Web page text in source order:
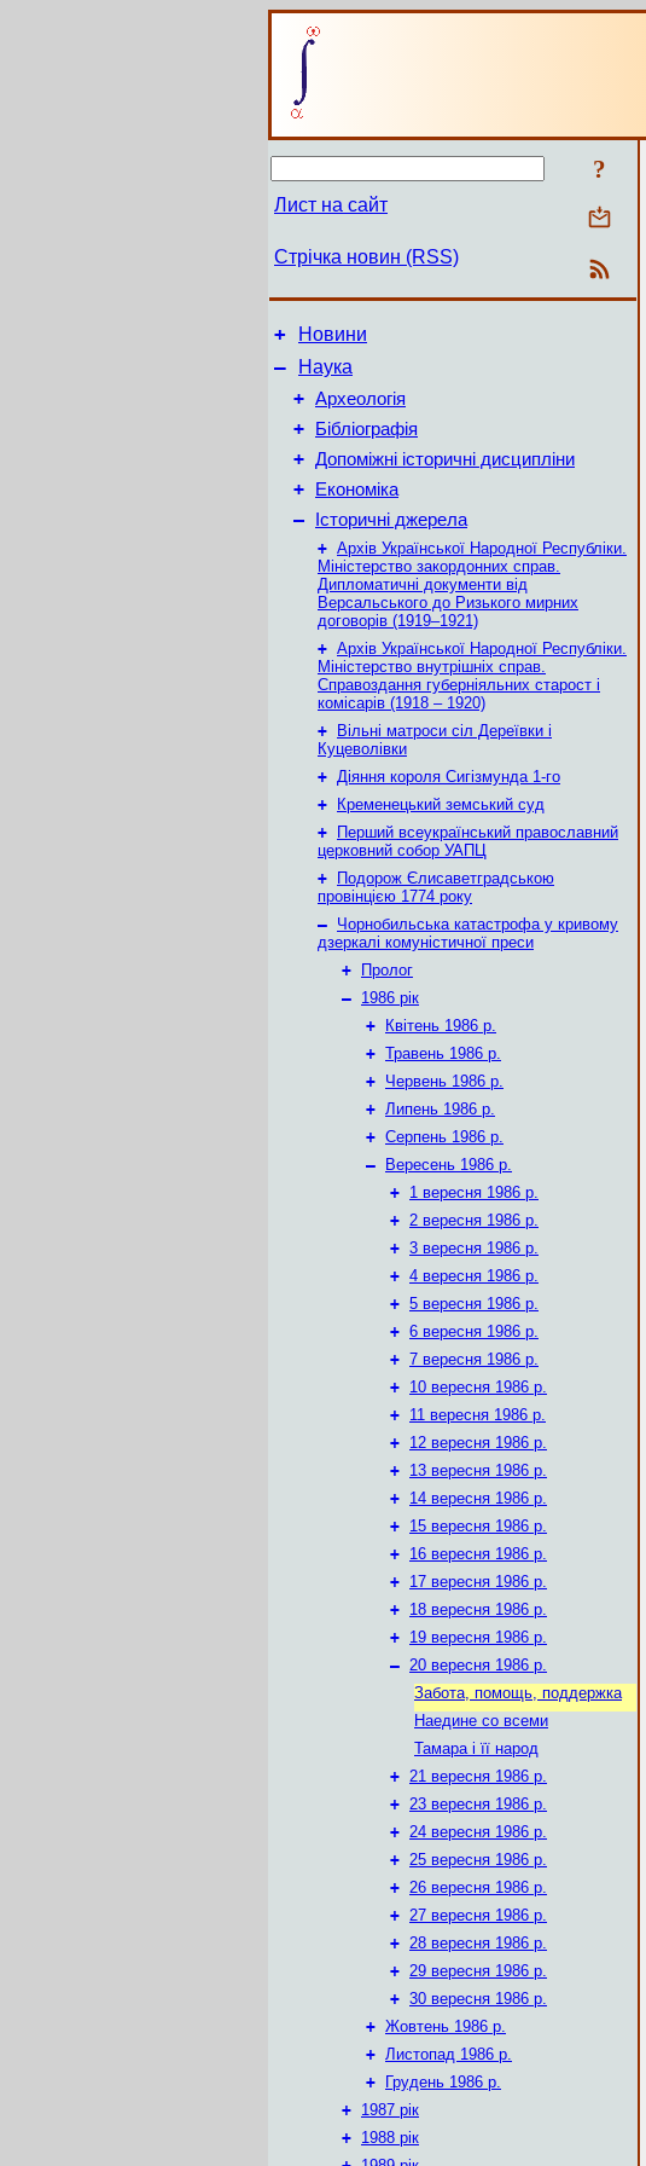
?
Лист на сайт
Стрічка новин (RSS)
+ Новини
–
Наука
+ Археологія
+ Бібліографія
+ Допоміжні історичні дисципліни
+ Економіка
– Історичні джерела
+ Архів Української Народної Республіки.
Міністерство закордонних справ.
Дипломатичні документи від
Версальського до Ризького мирних
договорів (1919–1921)
+ Архів Української Народної Республіки.
Міністерство внутрішніх справ.
Справоздання губерніяльних старост і
комісарів (1918 – 1920)
+
Вільні матроси сіл Дереївки і
Куцеволівки
+ Діяння короля Сигізмунда 1-го
+
Кременецький земський суд
+
Перший всеукраїнський православний
церковний собор УАПЦ
+
Подорож Єлисаветградською
провінцією 1774 року
– Чорнобильська катастрофа у кривому
дзеркалі комуністичної преси
+
Пролог
– 1986 рік
+
Квітень 1986 р.
+ Травень 1986 р.
+ Червень 1986 р.
+ Липень 1986 р.
+ Серпень 1986 р.
–
Вересень 1986 р.
+ 1 вересня 1986 р.
+ 2 вересня 1986 р.
+ 3 вересня 1986 р.
+ 4 вересня 1986 р.
+ 5 вересня 1986 р.
+ 6 вересня 1986 р.
+ 7 вересня 1986 р.
+ 10 вересня 1986 р.
+ 11 вересня 1986 р.
+ 12 вересня 1986 р.
+ 13 вересня 1986 р.
+ 14 вересня 1986 р.
+ 15 вересня 1986 р.
+ 16 вересня 1986 р.
+ 17 вересня 1986 р.
+ 18 вересня 1986 р.
+ 19 вересня 1986 р.
– 20 вересня 1986 р.
Забота, помощь, поддержка
Наедине со всеми
Тамара і її народ
+ 21 вересня 1986 р.
+ 23 вересня 1986 р.
+ 24 вересня 1986 р.
+ 25 вересня 1986 р.
+ 26 вересня 1986 р.
+ 27 вересня 1986 р.
+ 28 вересня 1986 р.
+ 29 вересня 1986 р.
+ 30 вересня 1986 р.
+ Жовтень 1986 р.
+ Листопад 1986 р.
+
Грудень 1986 р.
+ 1987 рік
+ 1988 рік